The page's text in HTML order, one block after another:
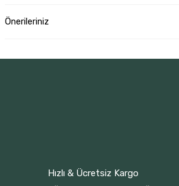
Önerileriniz
Hızlı & Ücretsiz Kargo